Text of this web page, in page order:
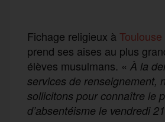
Fichage religieux à Toulouse
prend ses aises au plus
élèves musulmans. « À la
services de renseignement,
sollicitons pour connaître le
d’absentéisme le vendredi